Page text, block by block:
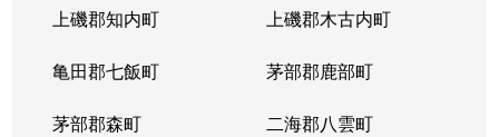
上磯郡知内町 上磯郡木古内町
亀田郡七飯町 茅部郡鹿部町
茅部郡森町 二海郡八雲町